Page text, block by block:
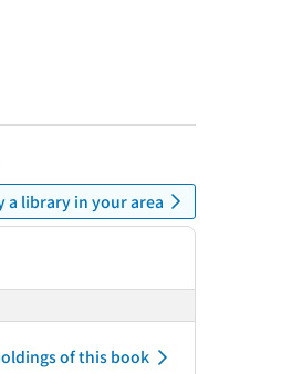
a library in your area
of this book